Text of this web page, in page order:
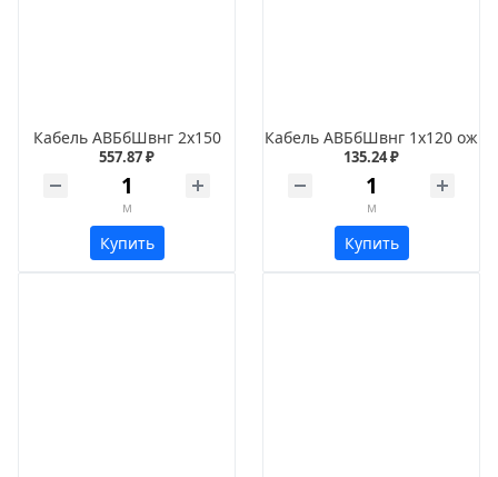
Кабель АВБбШвнг 2х150
557.87 ₽
м
Купить
Кабель АВБбШвнг 1х120 ож
135.24 ₽
м
Купить